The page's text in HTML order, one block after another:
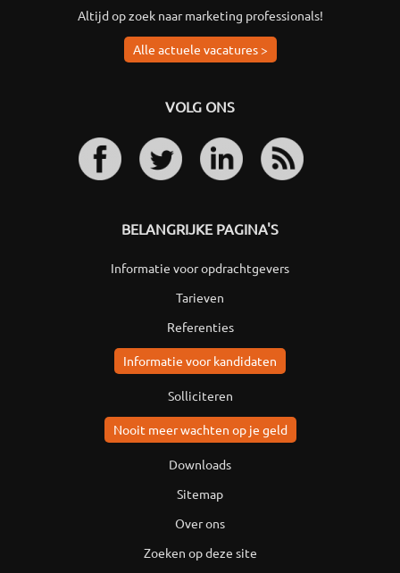
Altijd op zoek naar marketing professionals!
Alle actuele vacatures >
VOLG ONS
BELANGRIJKE PAGINA'S
Informatie voor opdrachtgevers
Tarieven
Referenties
Informatie voor kandidaten
Solliciteren
Nooit meer wachten op je geld
Downloads
Sitemap
Over ons
Zoeken op deze site